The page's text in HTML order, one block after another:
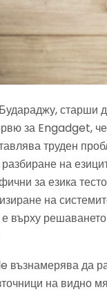
старши
за Engadget,
труден
на
за езика
на
върху
възнамерява да
на видно